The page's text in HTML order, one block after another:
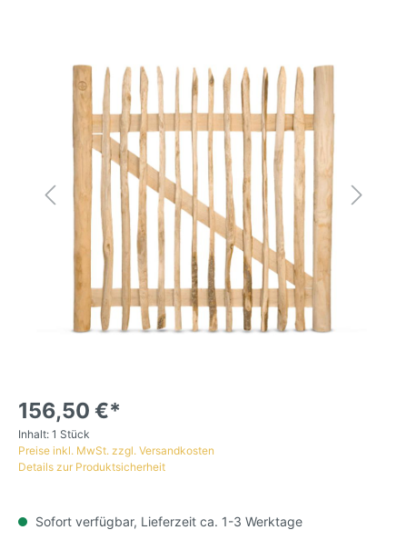
156,50 €*
Inhalt: 1 Stück
Preise inkl. MwSt. zzgl. Versandkosten
Details zur Produktsicherheit
Sofort verfügbar, Lieferzeit ca. 1-3 Werktage